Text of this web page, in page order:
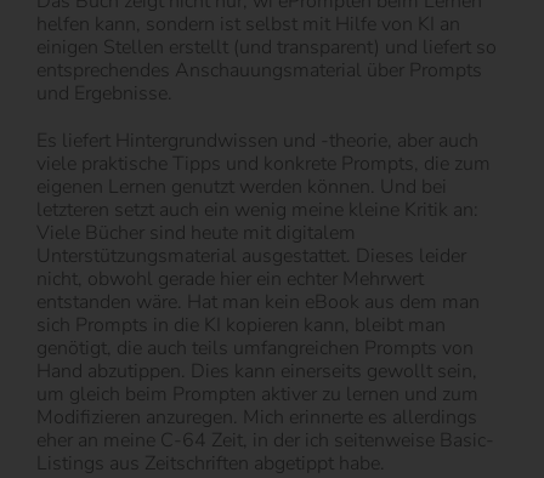
helfen kann, sondern ist selbst mit Hilfe von KI an
einigen Stellen erstellt (und transparent) und liefert so
entsprechendes Anschauungsmaterial über Prompts
und Ergebnisse.
Es liefert Hintergrundwissen und -theorie, aber auch
viele praktische Tipps und konkrete Prompts, die zum
eigenen Lernen genutzt werden können. Und bei
letzteren setzt auch ein wenig meine kleine Kritik an:
Viele Bücher sind heute mit digitalem
Unterstützungsmaterial ausgestattet. Dieses leider
nicht, obwohl gerade hier ein echter Mehrwert
entstanden wäre. Hat man kein eBook aus dem man
sich Prompts in die KI kopieren kann, bleibt man
genötigt, die auch teils umfangreichen Prompts von
Hand abzutippen. Dies kann einerseits gewollt sein,
um gleich beim Prompten aktiver zu lernen und zum
Modifizieren anzuregen. Mich erinnerte es allerdings
eher an meine C-64 Zeit, in der ich seitenweise Basic-
Listings aus Zeitschriften abgetippt habe.